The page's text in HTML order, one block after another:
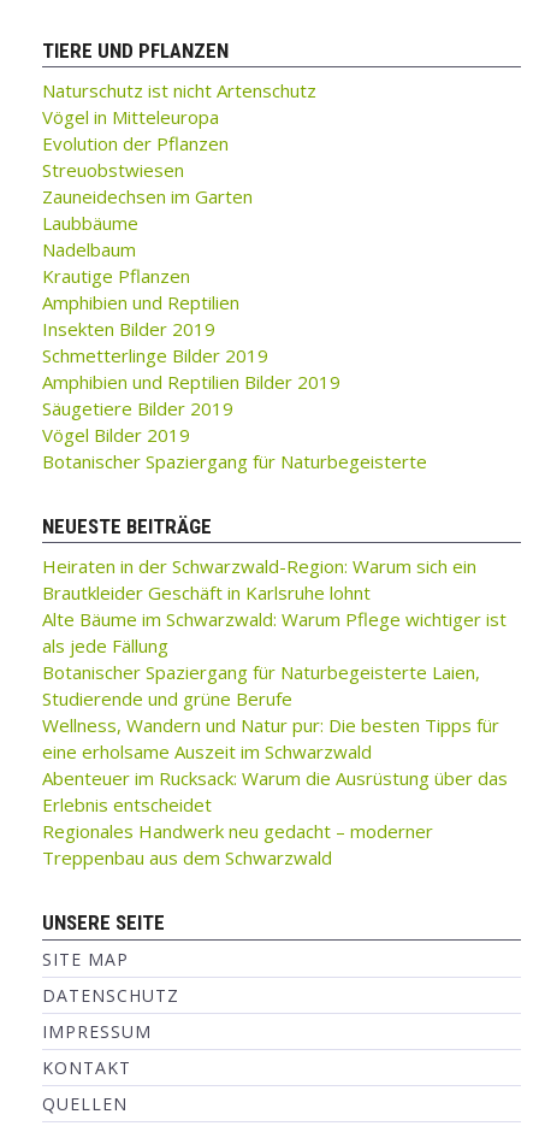
TIERE UND PFLANZEN
Naturschutz ist nicht Artenschutz
Vögel in Mitteleuropa
Evolution der Pflanzen
Streuobstwiesen
Zauneidechsen im Garten
Laubbäume
Nadelbaum
Krautige Pflanzen
Amphibien und Reptilien
Insekten Bilder 2019
Schmetterlinge Bilder 2019
Amphibien und Reptilien Bilder 2019
Säugetiere Bilder 2019
Vögel Bilder 2019
Botanischer Spaziergang für Naturbegeisterte
NEUESTE BEITRÄGE
Heiraten in der Schwarzwald-Region: Warum sich ein
Brautkleider Geschäft in Karlsruhe lohnt
Alte Bäume im Schwarzwald: Warum Pflege wichtiger ist
als jede Fällung
Botanischer Spaziergang für Naturbegeisterte Laien,
Studierende und grüne Berufe
Wellness, Wandern und Natur pur: Die besten Tipps für
eine erholsame Auszeit im Schwarzwald
Abenteuer im Rucksack: Warum die Ausrüstung über das
Erlebnis entscheidet
Regionales Handwerk neu gedacht – moderner
Treppenbau aus dem Schwarzwald
UNSERE SEITE
SITE MAP
DATENSCHUTZ
IMPRESSUM
KONTAKT
QUELLEN